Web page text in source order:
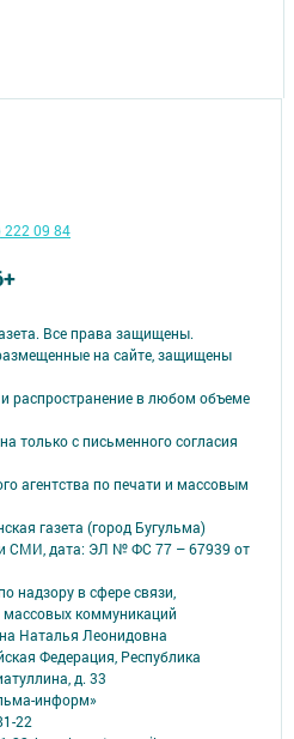
Все права защищены.
на сайте, защищены
распространение в любом объеме
только с письменного согласия
агентства по печати и массовым
газета (город Бугульма)
СМИ, дата: ЭЛ № ФС 77 – 67939 от
надзору в сфере связи,
коммуникаций
Наталья Леонидовна
Федерация, Республика
д. 33
информ»
22
222 09 84